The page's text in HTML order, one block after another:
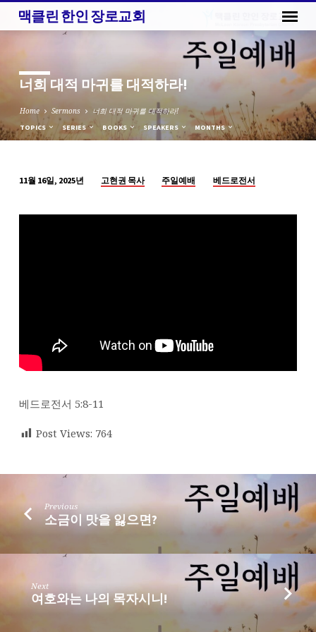
맥클린 한인 장로교회
너희 대적 마귀를 대적하라!
Home Sermons 너희 대적 마귀를 대적하라!
TOPICS SERIES BOOKS SPEAKERS MONTHS
희
하
라!
11월 16일, 2025년 고현권 목사 주일예배 베드로전서
베드로전서 5:8-11
Post Views: 764
Previous
소금이 맛을 잃으면?
Next
여호와는 나의 목자시니!